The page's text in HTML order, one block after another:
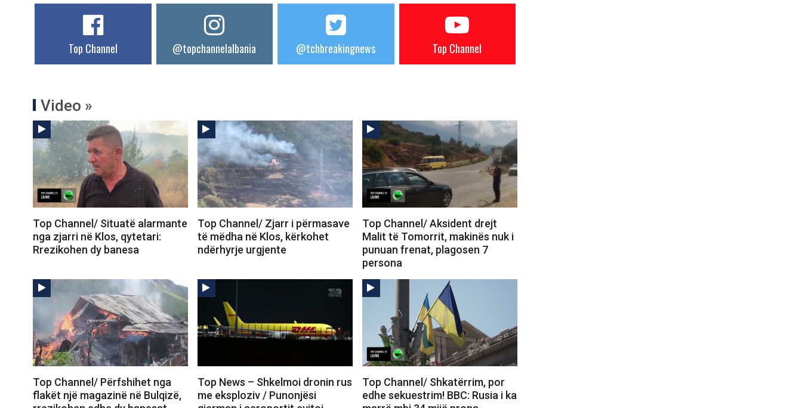
Top Channel @topchannelalbania @tchbreakingnews Top Channel
Video »
Top Channel/ Situatë alarmante
nga zjarri në Klos, qytetari:
Rrezikohen dy banesa
Top Channel/ Zjarr i përmasave
të mëdha në Klos, kërkohet
ndërhyrje urgjente
Top Channel/ Aksident drejt
Malit të Tomorrit, makinës nuk i
punuan frenat, plagosen 7
persona
Top Channel/ Përfshihet nga
flakët një magazinë në Bulqizë,
Top News – Shkelmoi dronin rus
me eksploziv / Punonjësi
Top Channel/ Shkatërrim, por
edhe sekuestrim! BBC: Rusia i ka